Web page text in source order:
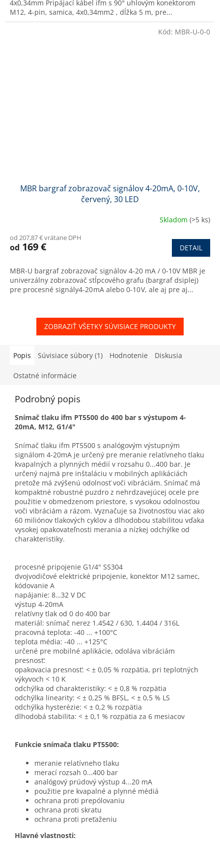
4x0,34mm Pripájací kábel ifm s 90° uhlovým konektorom
M12, 4-pin, samica, 4x0,34mm2 , dĺžka 5 m, pre...
MBR bargraf zobrazovač signálov 4-20mA, 0-10V,
červený, 30 LED
Skladom (>5 ks)
od 207,87 € vrátane DPH
od 169 € DETAIL
MBR-U bargraf zobrazovač signálov 4-20 mA / 0-10V MBR je
univerzálny zobrazovač stĺpcového grafu (bargraf dsiplej)
pre procesné signály4-20 mA alebo 0-10 V, ale aj pre aj...
Kód: MBR-U-0-0
ZOBRAZIŤ VŠETKY SÚVISIACE PRODUKTY
Popis Súvisiace súbory (1) Hodnotenie Diskusia
Ostatné informácie
Podrobný popis
Snímač tlaku ifm PT5500 do 400 bar s výstupom 4-
20mA, M12, G1/4"
Snímač tlaku ifm PT5500 s analógovým výstupným
signálom 4-20mA je určený pre meranie relatívneho tlaku
kvapalných a plynných médií v rozsahu 0...400 bar. Je
určený najmä pre inštaláciu v mobilných aplikáciách
pretože má zvýšenú odolnosť voči vibráciám. Snímač má
kompaktné robustné puzdro z nehrdzavejúcej ocele pre
použitie v obmedzenom priestore, s vysokou odolnosťou
voči vibráciám a rázom. Vyznačuje sa životnosťou viac ako
60 miliónov tlakových cyklov a dlhodobou stabilitou vďaka
vysokej opakovateľnosti merania a nízkej odchýlke od
charakteristiky.
procesné pripojenie G1/4" SS304
dvojvodičové elektrické pripojenie, konektor M12 samec,
kódovanie A
napájanie: 8…32 V DC
výstup 4-20mA
relatívny tlak od 0 do 400 bar
materiál: snímač nerez 1.4542 / 630, 1.4404 / 316L
pracovná teplota: -40 ... +100°C
teplota média: -40 ... +125°C
určené pre mobilné aplikácie, odoláva vibráciám
presnosť:
opakovacia presnosť: < ± 0,05 % rozpätia, pri teplotných
výkyvoch < 10 K
odchýlka od charakteristiky: < ± 0,8 % rozpätia
odchýlka linearity: < ± 0,25 % BFSL, < ± 0,5 % LS
odchýlka hysterézie: < ± 0,2 % rozpätia
dlhodobá stabilita: < ± 0,1 % rozpätia za 6 mesiacov
Funkcie snímača tlaku PT5500:
meranie relatívneho tlaku
merací rozsah 0...400 bar
analógový prúdový výstup 4...20 mA
použitie pre kvapalné a plynné médiá
ochrana proti prepólovaniu
ochrana proti skratu
ochrana proti preťaženiu
Hlavné vlastnosti: